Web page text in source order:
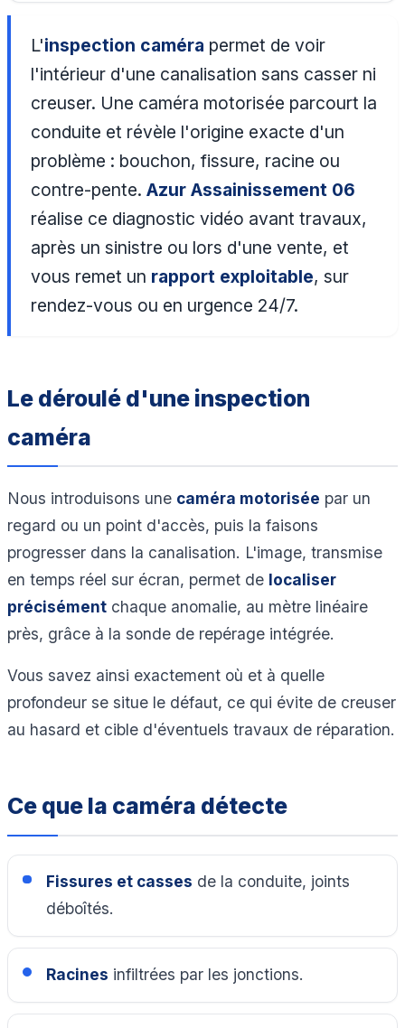
L'inspection caméra permet de voir
l'intérieur d'une canalisation sans casser ni
creuser. Une caméra motorisée parcourt la
conduite et révèle l'origine exacte d'un
problème : bouchon, fissure, racine ou
contre-pente.Azur Assainissement 06
réalise ce diagnostic vidéo avant travaux,
après un sinistre ou lors d'une vente, et
vous remet un rapport exploitable, sur
rendez-vous ou en urgence 24/7.
Le déroulé d'une inspection
caméra
Nous introduisons une caméra motorisée par un
regard ou un point d'accès, puis la faisons
progresser dans la canalisation. L'image, transmise
en temps réel sur écran, permet de localiser
précisément chaque anomalie, au mètre linéaire
près, grâce à la sonde de repérage intégrée.
Vous savez ainsi exactement où et à quelle
profondeur se situe le défaut, ce qui évite de creuser
au hasard et cible d'éventuels travaux de réparation.
Ce que la caméra détecte
Fissures et casses de la conduite, joints
déboîtés.
Racines infiltrées par les jonctions.